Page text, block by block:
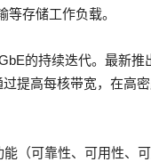
存储工作负载。
的持续迭代。最新
提高每核带宽，在高
（可靠性、可用性、